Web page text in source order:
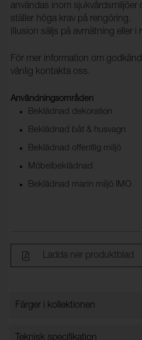
användas inom sjukvårdsmiljöer
ställer höga krav på rengöring.
Illusion säljs på avmätning eller i
För mer information om
vänlig kontakta oss.
Användningsområden
Beklädnad dekoration
Beklädnad båt & husvagn
Beklädnad offentlig miljö
Möbelbeklädnad
Beklädnad marin miljö IMO
Ladda ner produktblad
Färger i kollektionen
Färger i
Teknisk specifikation